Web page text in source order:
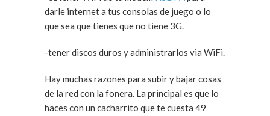
darle internet a tus consolas de juego o lo
que sea que tienes que no tiene 3G.
-tener discos duros y administrarlos via WiFi.
Hay muchas razones para subir y bajar cosas
de la red con la fonera. La principal es que lo
haces con un cacharrito que te cuesta 49